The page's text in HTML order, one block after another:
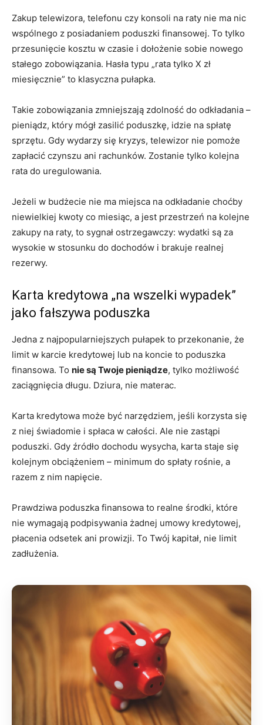
Zakup telewizora, telefonu czy konsoli na raty nie ma nic
wspólnego z posiadaniem poduszki finansowej. To tylko
przesunięcie kosztu w czasie i dołożenie sobie nowego
stałego zobowiązania. Hasła typu „rata tylko X zł
miesięcznie” to klasyczna pułapka.
Takie zobowiązania zmniejszają zdolność do odkładania –
pieniądz, który mógł zasilić poduszkę, idzie na spłatę
sprzętu. Gdy wydarzy się kryzys, telewizor nie pomoże
zapłacić czynszu ani rachunków. Zostanie tylko kolejna
rata do uregulowania.
Jeżeli w budżecie nie ma miejsca na odkładanie choćby
niewielkiej kwoty co miesiąc, a jest przestrzeń na kolejne
zakupy na raty, to sygnał ostrzegawczy: wydatki są za
wysokie w stosunku do dochodów i brakuje realnej
rezerwy.
Karta kredytowa „na wszelki wypadek”
jako fałszywa poduszka
Jedna z najpopularniejszych pułapek to przekonanie, że
limit w karcie kredytowej lub na koncie to poduszka
finansowa. To nie są Twoje pieniądze, tylko możliwość
zaciągnięcia długu. Dziura, nie materac.
Karta kredytowa może być narzędziem, jeśli korzysta się
z niej świadomie i spłaca w całości. Ale nie zastąpi
poduszki. Gdy źródło dochodu wysycha, karta staje się
kolejnym obciążeniem – minimum do spłaty rośnie, a
razem z nim napięcie.
Prawdziwa poduszka finansowa to realne środki, które
nie wymagają podpisywania żadnej umowy kredytowej,
płacenia odsetek ani prowizji. To Twój kapitał, nie limit
zadłużenia.